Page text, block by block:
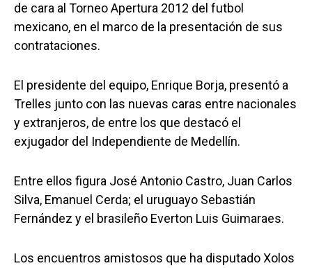
de cara al Torneo Apertura 2012 del futbol
mexicano, en el marco de la presentación de sus
contrataciones.
El presidente del equipo, Enrique Borja, presentó a
Trelles junto con las nuevas caras entre nacionales
y extranjeros, de entre los que destacó el
exjugador del Independiente de Medellín.
Entre ellos figura José Antonio Castro, Juan Carlos
Silva, Emanuel Cerda; el uruguayo Sebastián
Fernández y el brasileño Everton Luis Guimaraes.
Los encuentros amistosos que ha disputado Xolos